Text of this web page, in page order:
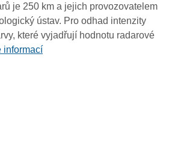
je 250 km a jejich provozovatelem
ústav. Pro odhad intenzity
které vyjadřují hodnotu radarové
informací